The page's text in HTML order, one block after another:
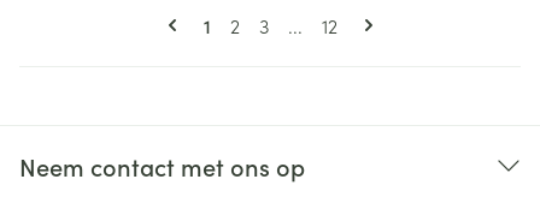
Pagina's
U lees momenteel pagina
1 Pagina
2 Pagina
3 ... Pagina
12
Neem contact met ons op